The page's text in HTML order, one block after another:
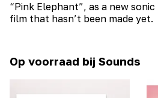
“Pink Elephant”, as a new
film that hasn’t been made yet.
Op voorraad bij Sounds